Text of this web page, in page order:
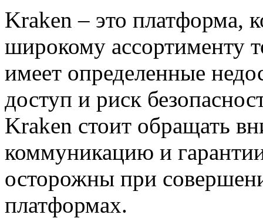
Kraken – это платформа,
широкому ассортименту
имеет определенные
доступ и риск
Kraken стоит обращать
коммуникацию и
осторожны при
платформах.